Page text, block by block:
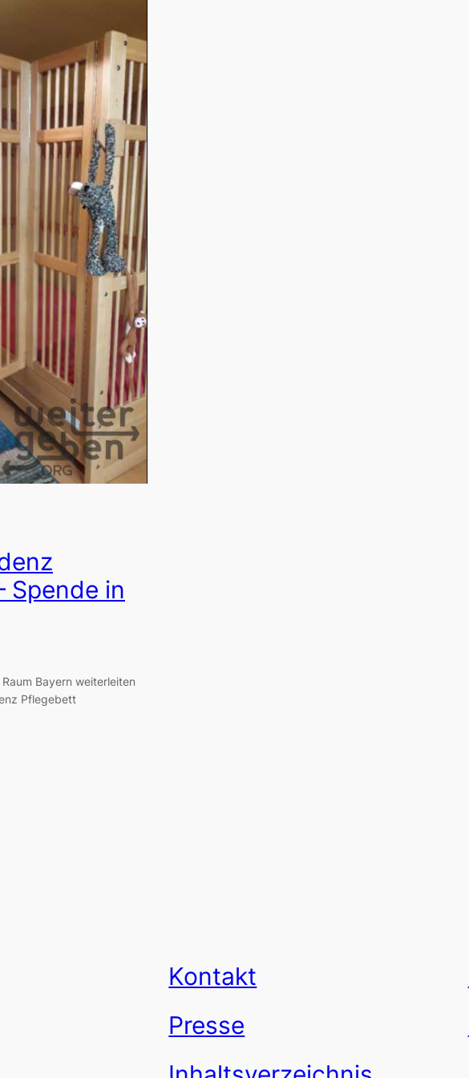
Spende in
Bayern weiterleiten
Pflegebett
Kontakt
Presse